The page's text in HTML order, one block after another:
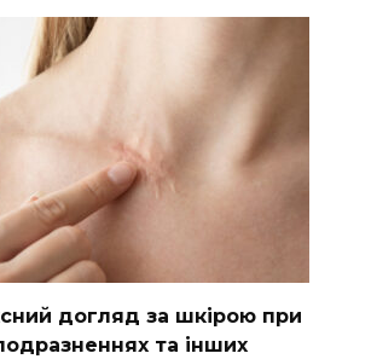
догляд за шкірою при
та інших